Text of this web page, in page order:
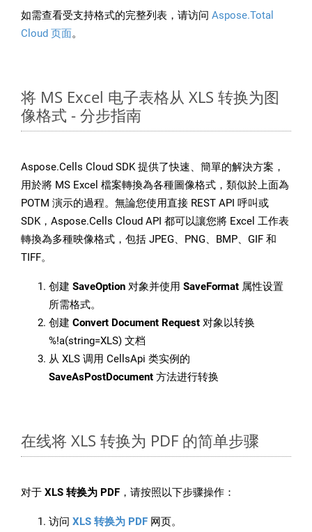
如需查看受支持格式的完整列表，请访问 Aspose.Total
Cloud 页面。
将 MS Excel 电子表格从 XLS 转换为图
像格式 - 分步指南
Aspose.Cells Cloud SDK 提供了快速、簡單的解決方案，
用於將 MS Excel 檔案轉換為各種圖像格式，類似於上面為
POTM 演示的過程。無論您使用直接 REST API 呼叫或
SDK，Aspose.Cells Cloud API 都可以讓您將 Excel 工作表
轉換為多種映像格式，包括 JPEG、PNG、BMP、GIF 和
TIFF。
创建 SaveOption 对象并使用 SaveFormat 属性设置
所需格式。
创建 Convert Document Request 对象以转换
%!a(string=XLS) 文档
从 XLS 调用 CellsApi 类实例的
SaveAsPostDocument 方法进行转换
在线将 XLS 转换为 PDF 的简单步骤
对于 XLS 转换为 PDF ，请按照以下步骤操作：
访问 XLS 转换为 PDF 网页。